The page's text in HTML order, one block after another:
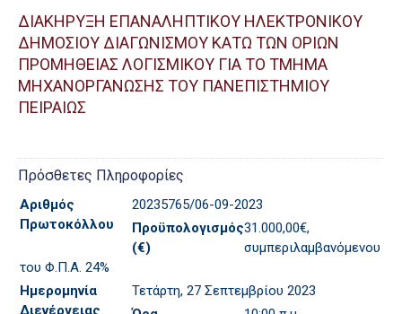
ΔΙΑΚΗΡΥΞΗ ΕΠΑΝΑΛΗΠΤΙΚΟΥ ΗΛΕΚΤΡΟΝΙΚΟΥ
ΔΗΜΟΣΙΟΥ ΔΙΑΓΩΝΙΣΜΟΥ ΚΑΤΩ ΤΩΝ ΟΡΙΩΝ
ΠΡΟΜΗΘΕΙΑΣ ΛΟΓΙΣΜΙΚΟΥ ΓΙΑ ΤΟ ΤΜΗΜΑ
ΜΗΧΑΝΟΡΓΑΝΩΣΗΣ ΤΟΥ ΠΑΝΕΠΙΣΤΗΜΙΟΥ
ΠΕΙΡΑΙΩΣ
Πρόσθετες Πληροφορίες
Αριθμός
Πρωτοκόλλου
20235765/06-09-2023
Προϋπολογισμός
(€)
31.000,00€,
συμπεριλαμβανόμενου
του Φ.Π.Α. 24%
Ημερομηνία
Διενέργειας
Τετάρτη, 27 Σεπτεμβρίου 2023